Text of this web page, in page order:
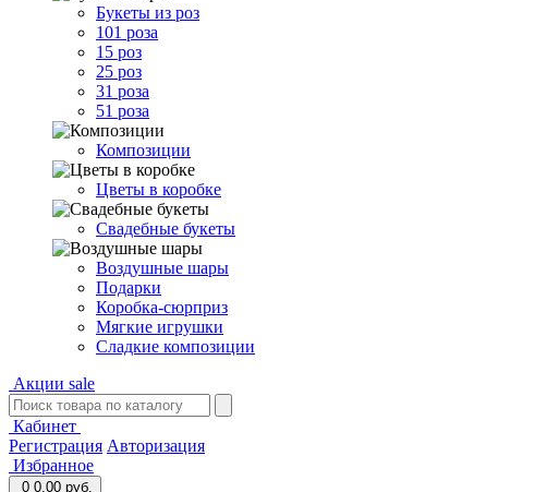
Букеты из роз
101 роза
15 роз
25 роз
31 роза
51 роза
Композиции
Цветы в коробке
Свадебные букеты
Воздушные шары
Подарки
Коробка-сюрприз
Мягкие игрушки
Сладкие композиции
Акции sale
Кабинет
Регистрация Авторизация
Избранное
0 0.00 руб.